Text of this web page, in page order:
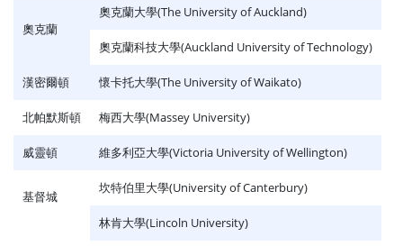
奧克蘭
奧克蘭大學(The University of Auckland)
奧克蘭科技大學(Auckland University of Technology)
漢密爾頓 懷卡托大學(The University of Waikato)
北帕默斯頓 梅西大學(Massey University)
威靈頓 維多利亞大學(Victoria University of Wellington)
基督城
坎特伯里大學(University of Canterbury)
林肯大學(Lincoln University)